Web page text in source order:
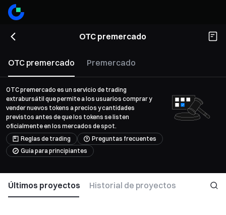
OTC premercado
OTC premercado Premercado
OTC premercado es un servicio de trading
extrabursátil que permite a los usuarios comprar y
vender nuevos tokens a precios y cantidades
previstos antes de que los tokens se listen
oficialmente en los mercados de spot.
Reglas de trading
Preguntas frecuentes
Guía para principiantes
Últimos proyectos Historial de proyectos